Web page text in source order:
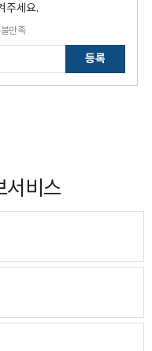
주세요.
만족
등록
서비스